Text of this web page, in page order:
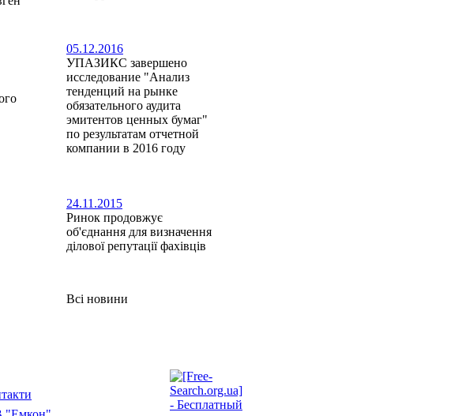
05.12.2016
УПАЗИКС завершено
исследование "Анализ
тенденций на рынке
обязательного аудита
эмитентов ценных бумаг"
по результатам отчетной
компании в 2016 году
24.11.2015
Ринок продовжує
об'єднання для визначення
ділової репутації фахівців
Всі новини